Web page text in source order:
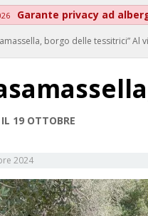
Garante privacy ad
borgo delle tessitrici” Al
19 OTTOBRE
2024